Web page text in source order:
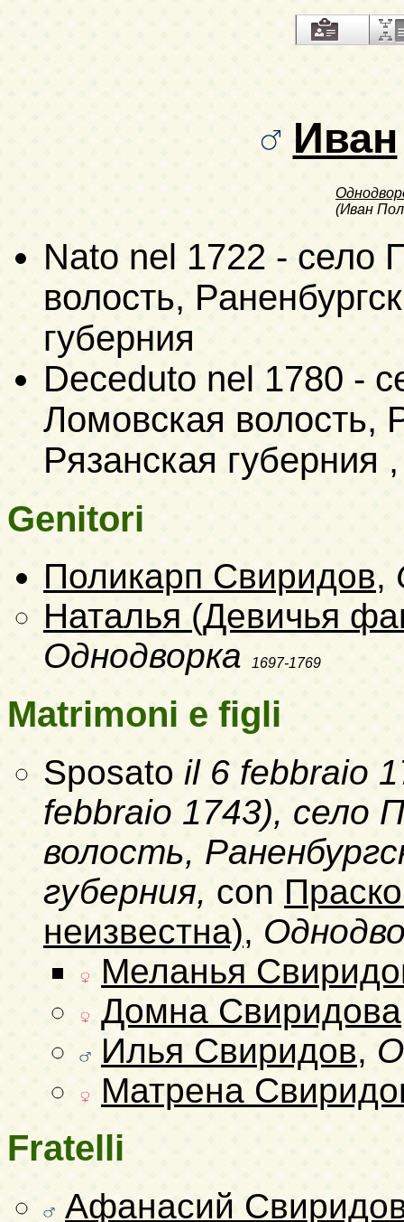
Иван
(Иван
Nato nel 1722 - село
волость,
губерния
Deceduto nel 1780 -
Ломовская волость,
Рязанская губерния
Genitori
Поликарп Свиридов,
Наталья (Девичья
Однодворка
1697-1769
Matrimoni e figli
Sposato il 6 febbraio
febbraio 1743), село
волость,
губерния, con
неизвестна),
Меланья
Домна Свиридова
Илья Свиридов,
Матрена
Fratelli
Афанасий